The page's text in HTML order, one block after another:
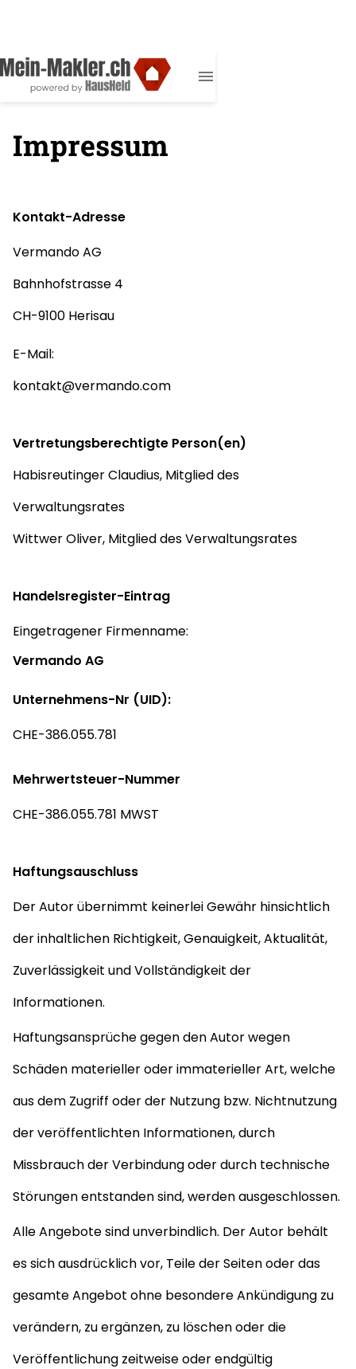
Impressum
Kontakt-Adresse
Vermando AG
Bahnhofstrasse 4
CH-9100 Herisau
E-Mail:
kontakt@vermando.com
Vertretungsberechtigte Person(en)
Habisreutinger Claudius, Mitglied des
Verwaltungsrates
Wittwer Oliver, Mitglied des Verwaltungsrates
Handelsregister-Eintrag
Eingetragener Firmenname:
Vermando AG
Unternehmens-Nr (UID):
CHE-386.055.781
Mehrwertsteuer-Nummer
CHE-386.055.781 MWST
Haftungsauschluss
Der Autor übernimmt keinerlei Gewähr hinsichtlich
der inhaltlichen Richtigkeit, Genauigkeit, Aktualität,
Zuverlässigkeit und Vollständigkeit der
Informationen.
Haftungsansprüche gegen den Autor wegen
Schäden materieller oder immaterieller Art, welche
aus dem Zugriff oder der Nutzung bzw. Nichtnutzung
der veröffentlichten Informationen, durch
Missbrauch der Verbindung oder durch technische
Störungen entstanden sind, werden ausgeschlossen.
Alle Angebote sind unverbindlich. Der Autor behält
es sich ausdrücklich vor, Teile der Seiten oder das
gesamte Angebot ohne besondere Ankündigung zu
verändern, zu ergänzen, zu löschen oder die
Veröffentlichung zeitweise oder endgültig